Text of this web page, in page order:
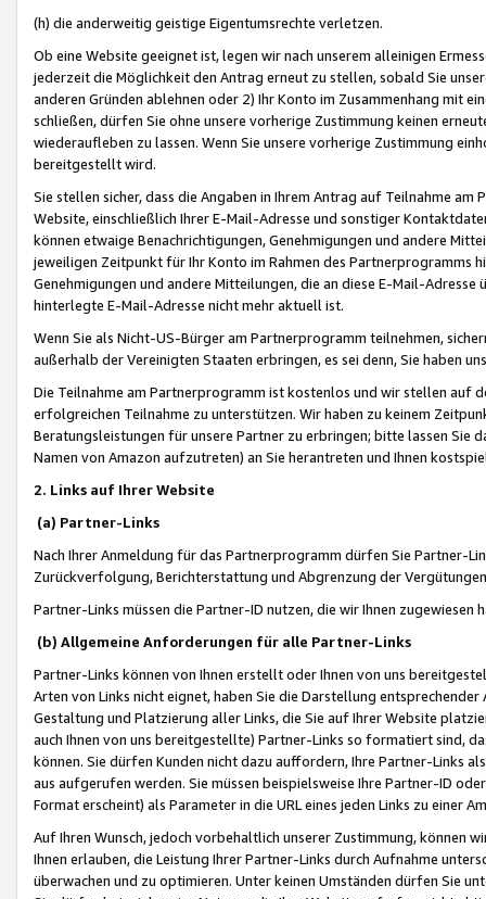
(h) die anderweitig geistige Eigentumsrechte verletzen.
Ob eine Website geeignet ist, legen wir nach unserem alleinigen
jederzeit die Möglichkeit den Antrag erneut zu stellen, sobald Sie
anderen Gründen ablehnen oder 2) Ihr Konto im Zusammenhang mit
schließen, dürfen Sie ohne unsere vorherige Zustimmung keinen
wiederaufleben zu lassen. Wenn Sie unsere vorherige Zustimmung
bereitgestellt wird.
Sie stellen sicher, dass die Angaben in Ihrem Antrag auf Teilnahme
Website, einschließlich Ihrer E-Mail-Adresse und sonstiger
können etwaige Benachrichtigungen, Genehmigungen und andere
jeweiligen Zeitpunkt für Ihr Konto im Rahmen des Partnerprogramms
Genehmigungen und andere Mitteilungen, die an diese E-Mail-
hinterlegte E-Mail-Adresse nicht mehr aktuell ist.
Wenn Sie als Nicht-US-Bürger am Partnerprogramm teilnehmen,
außerhalb der Vereinigten Staaten erbringen, es sei denn, Sie haben
Die Teilnahme am Partnerprogramm ist kostenlos und wir stellen auf
erfolgreichen Teilnahme zu unterstützen. Wir haben zu keinem
Beratungsleistungen für unsere Partner zu erbringen; bitte lassen Sie
Namen von Amazon aufzutreten) an Sie herantreten und Ihnen
2. Links auf Ihrer Website
(a) Partner-Links
Nach Ihrer Anmeldung für das Partnerprogramm dürfen Sie Partner-
Zurückverfolgung, Berichterstattung und Abgrenzung der
Partner-Links müssen die Partner-ID nutzen, die wir Ihnen zugewiesen
(b) Allgemeine Anforderungen für alle Partner-Links
Partner-Links können von Ihnen erstellt oder Ihnen von uns
Arten von Links nicht eignet, haben Sie die Darstellung
Gestaltung und Platzierung aller Links, die Sie auf Ihrer Website
auch Ihnen von uns bereitgestellte) Partner-Links so formatiert sind,
können. Sie dürfen Kunden nicht dazu auffordern, Ihre Partner-Links
aus aufgerufen werden. Sie müssen beispielsweise Ihre Partner-ID
Format erscheint) als Parameter in die URL eines jeden Links zu einer
Auf Ihren Wunsch, jedoch vorbehaltlich unserer Zustimmung, können
Ihnen erlauben, die Leistung Ihrer Partner-Links durch Aufnahme
überwachen und zu optimieren. Unter keinen Umständen dürfen Sie